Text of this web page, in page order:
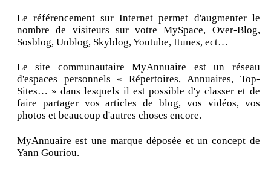
Le référencement sur Internet permet d'augmenter le
nombre de visiteurs sur votre MySpace, Over-Blog,
Sosblog, Unblog, Skyblog, Youtube, Itunes, ect…
Le site communautaire MyAnnuaire est un réseau
d'espaces personnels « Répertoires, Annuaires, Top-
Sites… » dans lesquels il est possible d'y classer et de
faire partager vos articles de blog, vos vidéos, vos
photos et beaucoup d'autres choses encore.
MyAnnuaire est une marque déposée et un concept de
Yann Gouriou.